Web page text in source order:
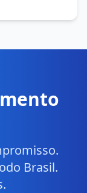
Brasil.